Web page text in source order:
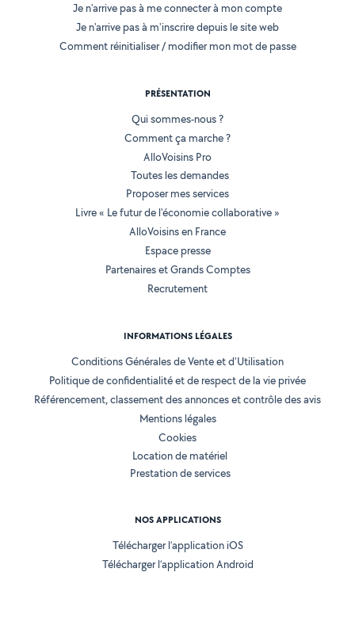
Je n'arrive pas à me connecter à mon compte
Je n'arrive pas à m'inscrire depuis le site web
Comment réinitialiser / modifier mon mot de passe
PRÉSENTATION
Qui sommes-nous ?
Comment ça marche ?
AlloVoisins Pro
Toutes les demandes
Proposer mes services
Livre « Le futur de l'économie collaborative »
AlloVoisins en France
Espace presse
Partenaires et Grands Comptes
Recrutement
INFORMATIONS LÉGALES
Conditions Générales de Vente et d'Utilisation
Politique de confidentialité et de respect de la vie privée
Référencement, classement des annonces et contrôle des avis
Mentions légales
Cookies
Location de matériel
Prestation de services
NOS APPLICATIONS
Télécharger l’application iOS
Télécharger l’application Android